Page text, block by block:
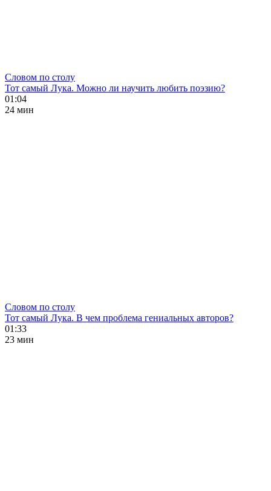
Словом по столу
Тот самый Лука. Можно ли научить любить поэзию?
01:04
24 мин
Словом по столу
Тот самый Лука. В чем проблема гениальных авторов?
01:33
23 мин